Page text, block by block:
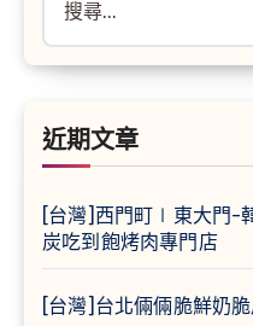
字:
近期文章
[台灣]西門町∣東大門-
炭吃到飽烤肉專門店
[台灣]台北倆倆脆鮮奶